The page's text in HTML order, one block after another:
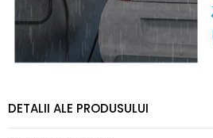
DETALII ALE PRODUSULUI